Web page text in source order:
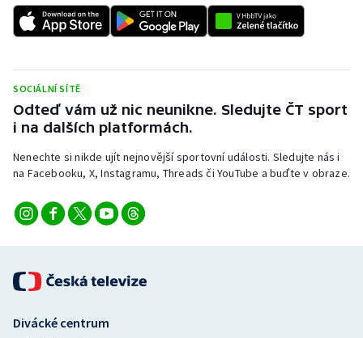
SOCIÁLNÍ SÍTĚ
Odteď vám už nic neunikne. Sledujte ČT sport
i na dalších platformách.
Nenechte si nikde ujít nejnovější sportovní události. Sledujte nás i
na Facebooku, X, Instagramu, Threads či YouTube a buďte v obraze.
Divácké centrum